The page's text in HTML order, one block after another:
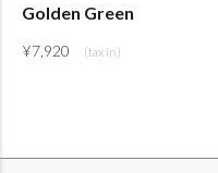
Golden Green
¥7,920